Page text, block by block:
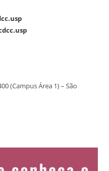
(Campus Área 1) – São